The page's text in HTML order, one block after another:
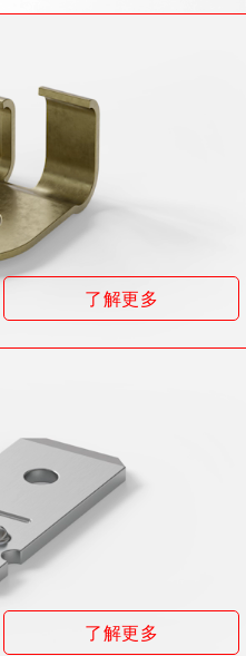
了解更多
了解更多